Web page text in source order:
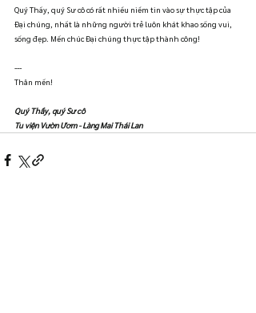
Quý Thầy, quý Sư cô có rất nhiều niềm tin vào sự thực tập của
Đại chúng, nhất là những người trẻ luôn khát khao sống vui,
sống đẹp. Mến chúc Đại chúng thực tập thành công!
---
Thân mến!
Quý Thầy, quý Sư cô
Tu viện Vườn Ươm - Làng Mai Thái Lan